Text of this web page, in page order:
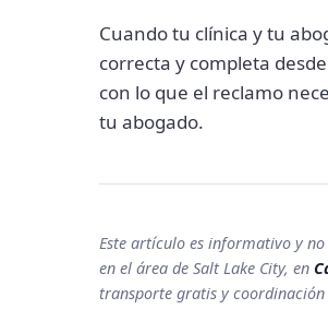
Cuando tu clínica y tu
correcta y completa
con lo que el reclamo
tu abogado.
Este artículo es informativo y
en el área de Salt Lake City, en
transporte gratis y